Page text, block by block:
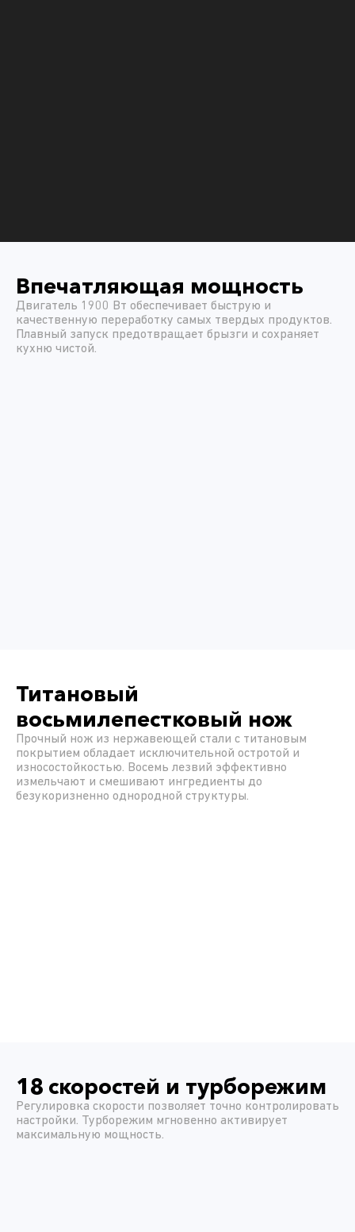
Впечатляющая мощность
Двигатель 1900 Вт обеспечивает быструю и
качественную переработку самых твердых продуктов.
Плавный запуск предотвращает брызги и сохраняет
кухню чистой.
Титановый
восьмилепестковый нож
Прочный нож из нержавеющей стали с титановым
покрытием обладает исключительной остротой и
износостойкостью. Восемь лезвий эффективно
измельчают и смешивают ингредиенты до
безукоризненно однородной структуры.
18 скоростей и турборежим
Регулировка скорости позволяет точно контролировать
настройки. Турборежим мгновенно активирует
максимальную мощность.